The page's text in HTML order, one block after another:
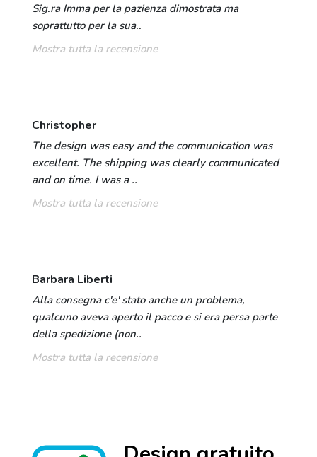
Sig.ra Imma per la pazienza dimostrata ma
soprattutto per la sua..
Mostra tutta la recensione
Christopher
The design was easy and the communication was
excellent. The shipping was clearly communicated
and on time. I was a ..
Mostra tutta la recensione
Barbara Liberti
Alla consegna c'e' stato anche un problema,
qualcuno aveva aperto il pacco e si era persa parte
della spedizione (non..
Mostra tutta la recensione